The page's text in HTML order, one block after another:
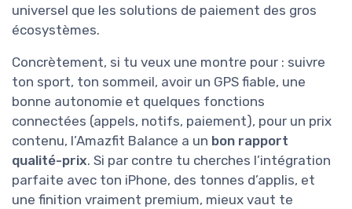
universel que les solutions de paiement des gros
écosystèmes.
Concrètement, si tu veux une montre pour : suivre
ton sport, ton sommeil, avoir un GPS fiable, une
bonne autonomie et quelques fonctions
connectées (appels, notifs, paiement), pour un prix
contenu, l’Amazfit Balance a un bon rapport
qualité-prix. Si par contre tu cherches l’intégration
parfaite avec ton iPhone, des tonnes d’applis, et
une finition vraiment premium, mieux vaut te